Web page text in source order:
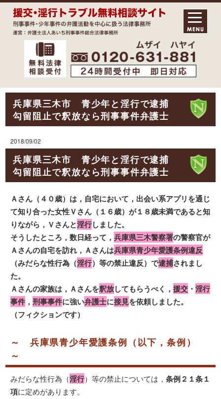
兵庫県三木市 青少年と淫行で逮捕
勾留阻止で釈放なら刑事事件弁護士
2018/09/02
兵庫県三木市 青少年と淫行で逮捕
勾留阻止で釈放なら刑事事件弁護士
Ａさん（４０歳）は，自宅において，出会い系アプリを通じ
て知り合った女性Ｖさん（１６歳）が１８歳未満であると知
りながら，Ｖさんと淫行しました。
そうしたところ，数日経って，兵庫県三木警察署の警察官が
Ａさんの自宅を訪れ，Ａさんは兵庫県青少年愛護条例違反
（みだらな性行為（淫行）等の禁止違反）で逮捕されまし
た。
Ａさんの家族は，Ａさんを釈放してもらうべく，援交 ・淫行
事件 ，刑事事件に強い弁護士に接見を依頼しました。
（フィクションです）
～ 兵庫県青少年愛護条例（以下，条例）
～
みだらな性行為（淫行）等の禁止については，条例２１条１
項に定めがあります。